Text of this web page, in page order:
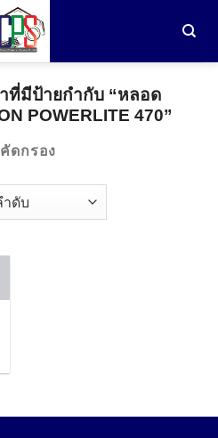
ที่มีป้ายกำกับ “หลอด
POWERLITE 470”
คัดกรอง